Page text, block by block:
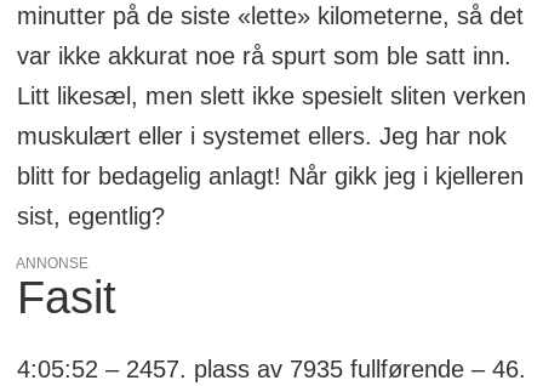
minutter på de siste «lette» kilometerne, så det
var ikke akkurat noe rå spurt som ble satt inn.
Litt likesæl, men slett ikke spesielt sliten verken
muskulært eller i systemet ellers. Jeg har nok
blitt for bedagelig anlagt! Når gikk jeg i kjelleren
sist, egentlig?
ANNONSE
Fasit
4:05:52 – 2457. plass av 7935 fullførende – 46.